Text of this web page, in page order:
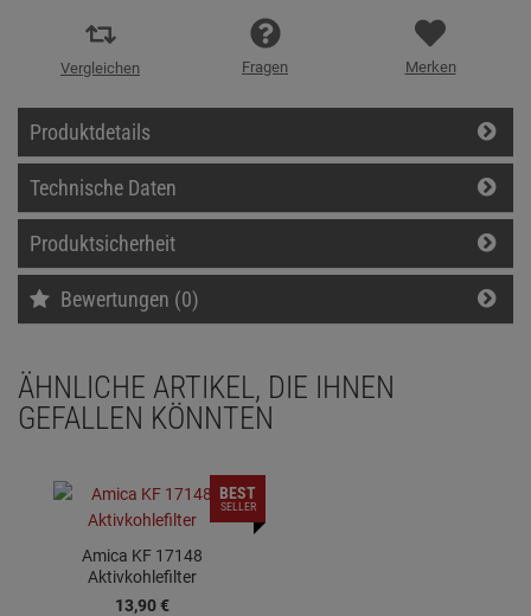
Vergleichen Fragen Merken
Produktdetails
Technische Daten
Produktsicherheit
Bewertungen (0)
ÄHNLICHE ARTIKEL, DIE IHNEN
GEFALLEN KÖNNTEN
Amica KF 17148
Aktivkohlefilter
13,90 €
BEST
SELLER